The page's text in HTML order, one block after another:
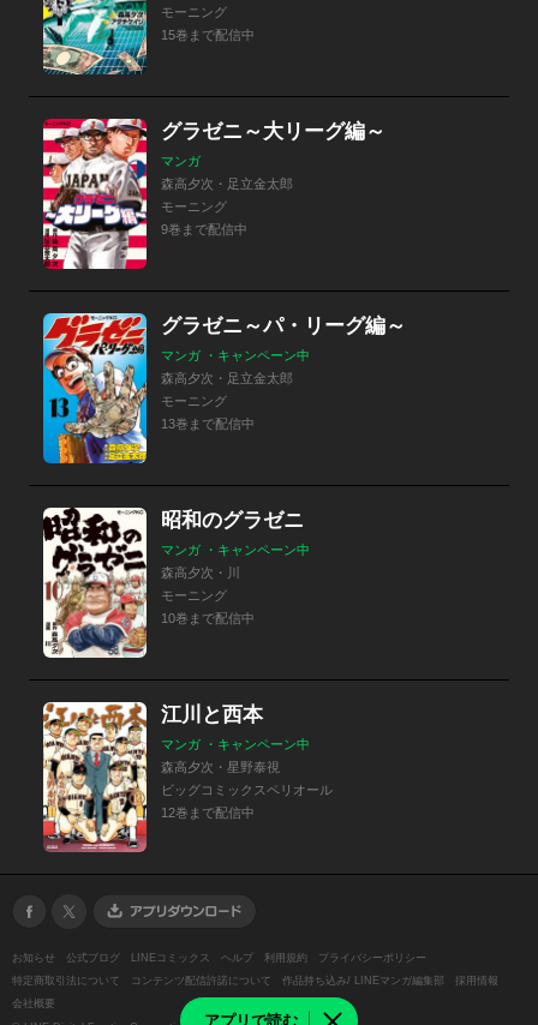
アプリで読む
モーニング
15巻まで配信中
グラゼニ～大リーグ編～
マンガ
森高夕次・足立金太郎
モーニング
9巻まで配信中
グラゼニ～パ・リーグ編～
マンガ ・キャンペーン中
森高夕次・足立金太郎
モーニング
13巻まで配信中
昭和のグラゼニ
マンガ ・キャンペーン中
森高夕次・川
モーニング
10巻まで配信中
江川と西本
マンガ ・キャンペーン中
森高夕次・星野泰視
ビッグコミックスペリオール
12巻まで配信中
お知らせ 公式ブログ LINEコミックス ヘルプ 利用規約
プライバシーポリシー
特定商取引法について
コンテンツ配信許諾について 作品持ち込み/ LINEマンガ編集部
採用情報
会社概要